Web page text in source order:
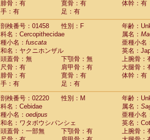
Cebidae Saimiri sciureus
Atelidae Alouatta caraya
AtelidaeAlouatta fusca
AtelidaeAlouatta seniculus
AtelidaeAlouatta
Atelidae Ateles belzebuth
Atelidae Ateles geoffroyi
Atelidae Ateles paniscus
Atelidae Atelesspp.
Atelidae Lagothrix lagothricha
AtelidaeLagothrix lagothricha cana(0)
Pitheciidae
Cacajao calvus
Pitheciidae
Callicebus cupreus(0)
Pitheciidae Callicebus donacophilus(0)
PitheciidaeCallicebus moloch(0)
Pitheciidae Callicebus torquatus(0)
腓骨：有
寛骨：有
体幹：有
手：有
足：有
剖検番号：01458
性別：F
年齢：
科名：Cercopithecidae
属名：
種小名： fuscata
亜種小名
和名：ヤクニホンザル
英名：
頭蓋骨：無
下顎骨：無
上腕骨：
尺骨：有
肩甲骨：有
大腿骨：
腓骨：有
寛骨：有
体幹：有
手：有
足：有
剖検番号：02220
性別：M
年齢：
科名：Cebidae
属名：
種小名： oedipus
亜種小名
和名：ワタボウシパンシェ
英名：
頭蓋骨：一部無
下顎骨：有
上腕骨：